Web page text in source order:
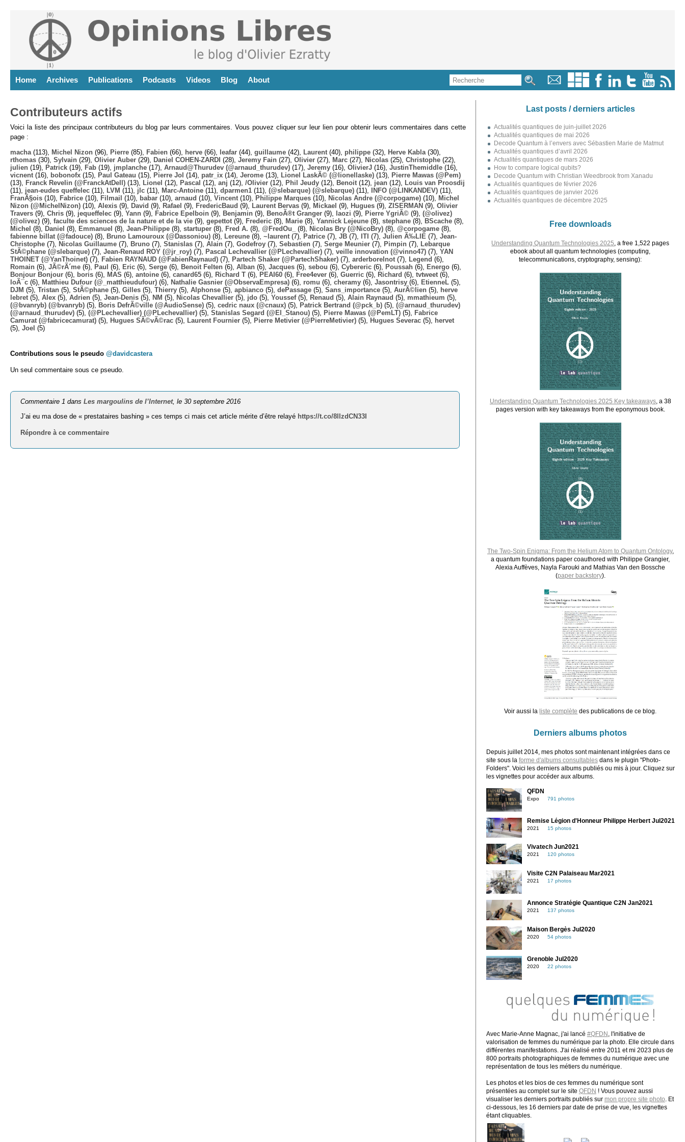
Home Archives Publications Podcasts Videos Blog About
Contributeurs actifs
Voici la liste des principaux contributeurs du blog par leurs commentaires. Vous pouvez cliquer sur leur lien pour obtenir leurs commentaires dans cette
page :
macha (113), Michel Nizon (96), Pierre (85), Fabien (66), herve (66), leafar (44), guillaume (42), Laurent (40), philippe (32), Herve Kabla (30),
rthomas (30), Sylvain (29), Olivier Auber (29), Daniel COHEN-ZARDI (28), Jeremy Fain (27), Olivier (27), Marc (27), Nicolas (25), Christophe (22),
julien (19), Patrick (19), Fab (19), jmplanche (17), Arnaud@Thurudev (@arnaud_thurudev) (17), Jeremy (16), OlivierJ (16), JustinThemiddle (16),
vicnent (16), bobonofx (15), Paul Gateau (15), Pierre Jol (14), patr_ix (14), Jerome (13), Lionel LaskÃ© (@lionellaske) (13),
Pierre Mawas (@Pem)
(13),
Franck Revelin (@FranckAtDell) (13), Lionel (12), Pascal (12), anj (12), /Olivier (12), Phil Jeudy (12), Benoit (12), jean (12),
Louis van Proosdij
(11), jean-eudes queffelec (11), LVM (11), jlc (11), Marc-Antoine (11), dparmen1 (11), (@slebarque) (@slebarque) (11), INFO (@LINKANDEV) (11),
FranÃ§ois (10), Fabrice (10), Filmail (10), babar (10), arnaud (10), Vincent (10), Philippe Marques (10), Nicolas Andre (@corpogame) (10),
Michel
Nizon (@MichelNizon) (10), Alexis (9), David (9), Rafael (9), FredericBaud (9), Laurent Bervas (9), Mickael (9), Hugues (9), ZISERMAN (9), Olivier
Travers (9), Chris (9), jequeffelec (9), Yann (9), Fabrice Epelboin (9), Benjamin (9), BenoÃ®t Granger (9), laozi (9), Pierre YgriÃ© (9), (@olivez)
(@olivez) (9), faculte des sciences de la nature et de la vie (9), gepettot (9), Frederic (8), Marie (8), Yannick Lejeune (8), stephane (8), BScache (8),
Michel (8), Daniel (8), Emmanuel (8), Jean-Philippe (8), startuper (8), Fred A. (8), @FredOu_ (8), Nicolas Bry (@NicoBry) (8), @corpogame (8),
fabienne billat (@fadouce) (8), Bruno Lamouroux (@Dassoniou) (8), Lereune (8), ~laurent (7), Patrice (7), JB (7), ITI (7), Julien Ã‰LIE (7), Jean-
Christophe (7), Nicolas Guillaume (7), Bruno (7), Stanislas (7), Alain (7), Godefroy (7), Sebastien (7), Serge Meunier (7), Pimpin (7),
Lebarque
StÃ©phane (@slebarque) (7), Jean-Renaud ROY (@jr_roy) (7), Pascal Lechevallier (@PLechevallier) (7), veille innovation (@vinno47) (7), YAN
THOINET (@YanThoinet) (7), Fabien RAYNAUD (@FabienRaynaud) (7), Partech Shaker (@PartechShaker) (7), arderborelnot (7), Legend (6),
Romain (6), JÃ©rÃ´me (6), Paul (6), Eric (6), Serge (6), Benoit Felten (6), Alban (6), Jacques (6), sebou (6), Cybereric (6), Poussah (6), Energo (6),
Bonjour Bonjour (6), boris (6), MAS (6), antoine (6), canard65 (6), Richard T (6), PEAI60 (6), Free4ever (6), Guerric (6), Richard (6), tvtweet (6),
loÃ¯c (6), Matthieu Dufour (@_matthieudufour) (6), Nathalie Gasnier (@ObservaEmpresa) (6), romu (6), cheramy (6), Jasontrisy (6), EtienneL (5),
DJM (5), Tristan (5), StÃ©phane (5), Gilles (5), Thierry (5), Alphonse (5), apbianco (5), dePassage (5), Sans_importance (5), AurÃ©lien (5),
herve
lebret (5), Alex (5), Adrien (5), Jean-Denis (5), NM (5), Nicolas Chevallier (5), jdo (5), Youssef(5), Renaud (5), Alain Raynaud (5), mmathieum (5),
(@bvanryb) (@bvanryb) (5), Boris DefrÃ©ville (@AudioSense) (5), cedric naux (@cnaux) (5), Patrick Bertrand (@pck_b) (5), (@arnaud_thurudev)
(@arnaud_thurudev) (5), (@PLechevallier) (@PLechevallier) (5), Stanislas Segard (@El_Stanou) (5), Pierre Mawas (@PemLT) (5),
Fabrice
Camurat (@fabricecamurat) (5), Hugues SÃ©vÃ©rac (5), Laurent Fournier (5), Pierre Metivier (@PierreMetivier) (5), Hugues Severac (5),
hervet
(5), Joel (5)
Contributions sous le pseudo @davidcastera
Un seul commentaire sous ce pseudo.
Commentaire 1 dansLes margoulins de l’Internet, le 30 septembre 2016
J’ai eu ma dose de « prestataires bashing » ces temps ci mais cet article mérite d’être relayé https://t.co/8llzdCN33I
Répondre à ce commentaire
Last posts / derniers articles
Actualités quantiques de juin-juillet 2026
Actualités quantiques de mai 2026
Decode Quantum à l’envers avec Sébastien Marie de Matmut
Actualités quantiques d’avril 2026
Actualités quantiques de mars 2026
How to compare logical qubits?
Decode Quantum with Christian Weedbrook from Xanadu
Actualités quantiques de février 2026
Actualités quantiques de janvier 2026
Actualités quantiques de décembre 2025
Free downloads
Understanding Quantum Technologies 2025 , a free 1,522 pages
ebook about all quantum technologies (computing,
telecommunications, cryptography, sensing):
Understanding Quantum Technologies 2025 Key takeaways, a 38
pages version with key takeaways from the eponymous book.
The Two-Spin Enigma: From the Helium Atom to Quantum Ontology,
a quantum foundations paper coauthored with Philippe Grangier,
Alexia Auffèves, Nayla Farouki and Mathias Van den Bossche
(paper backstory).
Voir aussi la liste complète des publications de ce blog.
Derniers albums photos
Depuis juillet 2014, mes photos sont maintenant intégrées dans ce
site sous la forme d'albums consultablesdans le plugin "Photo-
Folders". Voici les derniers albums publiés ou mis à jour. Cliquez sur
les vignettes pour accéder aux albums.
QFDN
Expo 791 photos
Remise Légion d'Honneur Philippe Herbert Jul2021
2021 15 photos
Vivatech Jun2021
2021 120 photos
Visite C2N Palaiseau Mar2021
2021 17 photos
Annonce Stratégie Quantique C2N Jan2021
2021 137 photos
Maison Bergès Jul2020
2020 54 photos
Grenoble Jul2020
2020 22 photos
Avec Marie-Anne Magnac, j'ai lancé #QFDN
, l'initiative de
valorisation de femmes du numérique par la photo. Elle circule dans
différentes manifestations. J'ai réalisé entre 2011 et mi 2023 plus de
800 portraits photographiques de femmes du numérique avec une
représentation de tous les métiers du numérique.
Les photos et les bios de ces femmes du numérique sont
présentées au complet sur le site QFDN ! Vous pouvez aussi
visualiser les derniers portraits publiés sur mon propre site photo . Et
ci-dessous, les 16 derniers par date de prise de vue, les vignettes
étant cliquables.